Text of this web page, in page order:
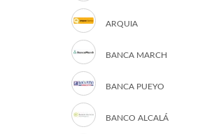
ARQUIA
BANCA MARCH
BANCA PUEYO
BANCO ALCALÁ